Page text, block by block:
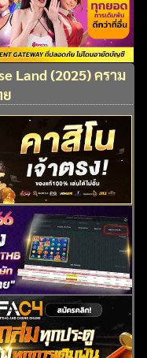
Land (2025) คราม